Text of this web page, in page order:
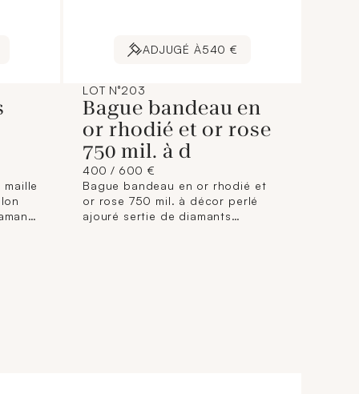
ADJUGÉ À540 €
LOT N°203
Bague bandeau en
or rhodié et or rose
750 mil. à d
400 / 600 €
Bague bandeau en or rhodié et
or rose 750 mil. à décor perlé
ajouré sertie de diamants